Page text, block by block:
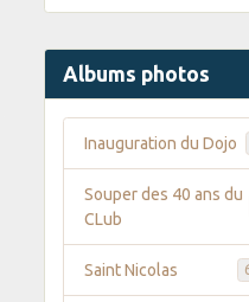
Albums photos
Inauguration du Dojo
Souper des 40 ans du
CLub
Saint Nicolas